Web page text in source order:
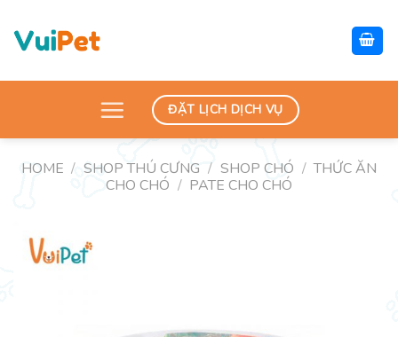
content
ĐẶT LỊCH DỊCH VỤ
HOME / SHOP THÚ CƯNG / SHOP CHÓ / THỨC ĂN
CHO CHÓ / PATE CHO CHÓ